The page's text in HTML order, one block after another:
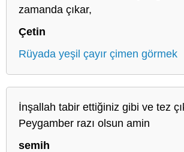
zamanda çıkar,
Çetin
Rüyada yeşil çayır çimen görmek
İnşallah tabir ettiğiniz gibi ve tez
Peygamber razı olsun amin
semih